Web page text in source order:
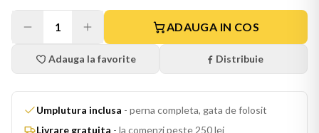
1 ADAUGA IN COS
Adauga la favorite Distribuie
Umplutura inclusa - perna completa, gata de folosit
Livrare gratuita - la comenzi peste 250 lei